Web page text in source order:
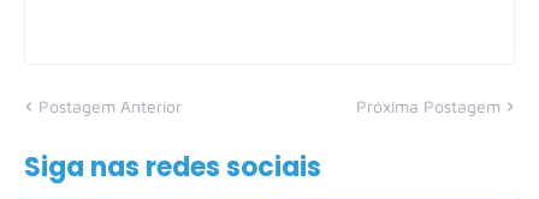
Postagem Anterior Próxima Postagem
Siga nas redes sociais